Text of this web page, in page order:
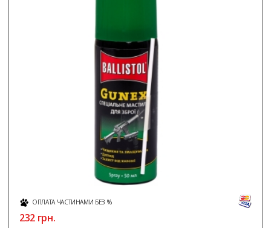
ОПЛАТА ЧАСТИНАМИ БЕЗ %
232грн.